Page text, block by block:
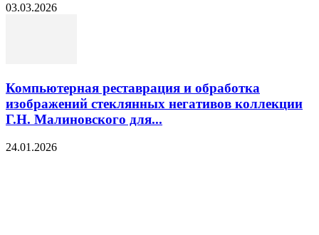
03.03.2026
Компьютерная реставрация и обработка
изображений стеклянных негативов коллекции
Г.Н. Малиновского для...
24.01.2026